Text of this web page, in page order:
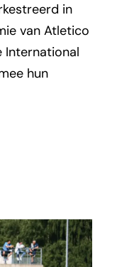
in
van Atletico
International
hun